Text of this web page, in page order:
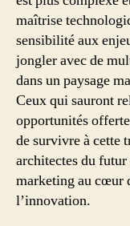
maîtrise
sensibilité aux
jongler avec de
dans un paysage
Ceux qui sauront
opportunités
de survivre à cette
architectes du
marketing au cœur
l’innovation.